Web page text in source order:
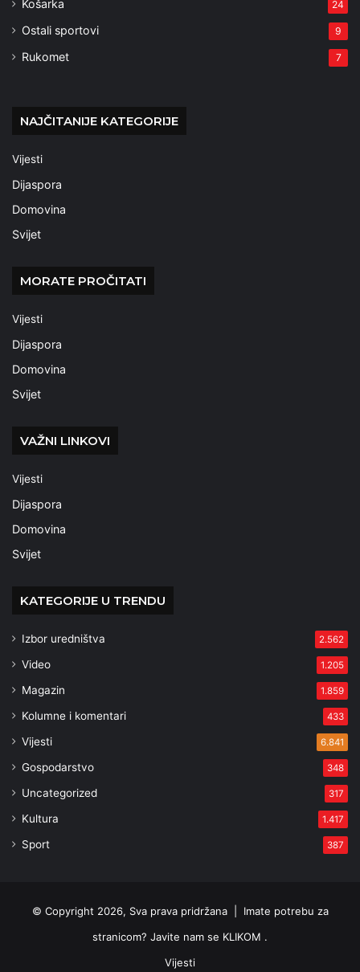
Košarka 24
Ostali sportovi 9
Rukomet 7
NAJČITANIJE KATEGORIJE
Vijesti
Dijaspora
Domovina
Svijet
MORATE PROČITATI
Vijesti
Dijaspora
Domovina
Svijet
VAŽNI LINKOVI
Vijesti
Dijaspora
Domovina
Svijet
KATEGORIJE U TRENDU
Izbor uredništva 2.562
Video 1.205
Magazin 1.859
Kolumne i komentari 433
Vijesti 6.841
Gospodarstvo 348
Uncategorized 317
Kultura 1.417
Sport 387
© Copyright 2026, Sva prava pridržana | Imate potrebu za
stranicom? Javite nam se KLIKOM .
Vijesti